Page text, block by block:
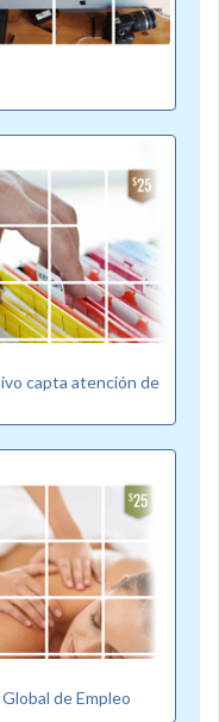
capta atención de
de Empleo